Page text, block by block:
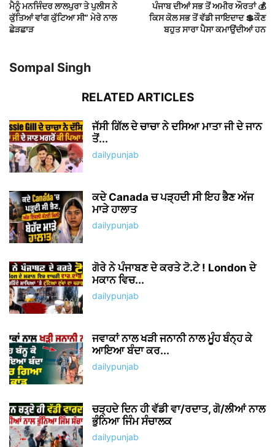
ਮੈਨੂੰ ਮਨਜਿੰਦਰ ਲਾਲਪੁਰਾ ਤੇ ਪੁਲੀਸ ਨੇ
ਕੁੱਤਿਆਂ ਵਾਂਗ ਕੁੱਟਿਆ ਸੀ” ਮੇਰੇ ਨਾਲ
ਛੇੜਛਾੜ
ਪੰਜਾਬ ਦੀਆਂ ਸਭ ਤੋਂ ਅਮੀਰ ਔਰਤਾਂ 💰
ਕਿਸ ਕੋਲ ਸਭ ਤੋਂ ਵੱਡੀ ਜਾਇਦਾਦ 💲ਕੌਣ
ਬਹੁਤ ਸਾਰਾ ਪੈਸਾ ਕਮਾਉਂਦੀਆਂ ਹਨ
Sompal Singh
RELATED ARTICLES
ਜੱਸੀ ਗਿੱਲ ਦੇ ਚਾਚਾ ਨੇ ਦਸਿਆ ਮਾਤਾ ਜੀ ਦੇ ਜਾਨ
ਤੋਂ...
dailypunjab
ਕਦੇ Canada ਚ ਪੜ੍ਹਦੀ ਸੀ ਇਹ ਭੈਣ ਅੱਜ
ਮਾੜੇ ਹਾਲਾਤ
dailypunjab
ਗੋਰੇ ਨੇ ਪੰਜਾਬਣ ਦੇ ਕਰਤੇ ਟੋ.ਟੇ ! London ਦੇ
ਮਕਾਨ ਵਿਚ...
dailypunjab
ਜਵਾਕਾਂ ਨਾਲ ਖੜੀ ਜਨਾਨੀ ਨਾਲ ਮੂੰਹ ਬੰਨ੍ਹ ਕੇ
ਆਇਆ ਬੰਦਾ ਕਰ...
dailypunjab
ਚੜ੍ਹਦੇ ਦਿਨ ਹੀ ਵੱਡੀ ਵਾ/ਰਦਾਤ, ਗੋ/ਲੀਆਂ ਨਾਲ
ਭੁੰਨਿਆ ਜਿੰਮ ਸੰਚਾਲਕ
dailypunjab